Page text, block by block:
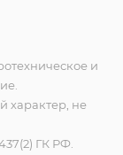
и
характер, не
ГК РФ.